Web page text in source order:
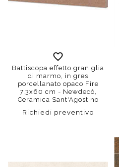
Battiscopa effetto graniglia
di marmo, in gres
porcellanato opaco Fire
7,3x60 cm - Newdecò,
Ceramica Sant'Agostino
Richiedi preventivo